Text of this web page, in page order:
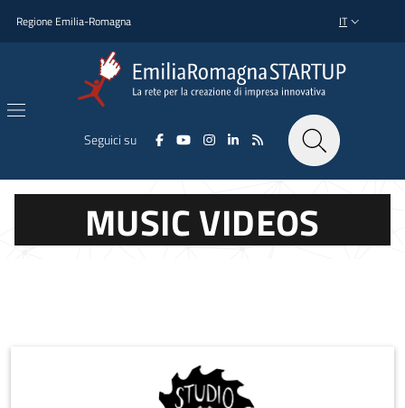
Regione Emilia-Romagna SELETTORE
IT
Seguici su
MUSIC VIDEOS